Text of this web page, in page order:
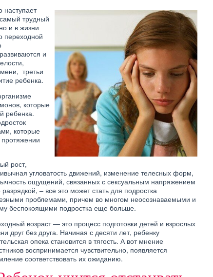
наступает
трудный
и в жизни
переходной
и
третьи
ребенка.
которые
ребенка.
которые
РЕБЕНКА НА
ДОМУ
ДЕТИ
КАК НАУЧИТЬ РЕБЕНКА
ЕСТЬ?
рост,
угловатость движений, изменение телесных форм,
ощущений, связанных с сексуальным напряжением
разрядкой, – все это может стать для подростка
проблемами, причем во многом неосознаваемыми и
беспокоящими подростка еще больше.
возраст — это процесс подготовки детей и взрослых
друг без друга. Начиная с десяти лет, ребенку
опека становится в тягость. А вот мнение
воспринимается чувствительно, появляется
соответствовать их ожиданию.